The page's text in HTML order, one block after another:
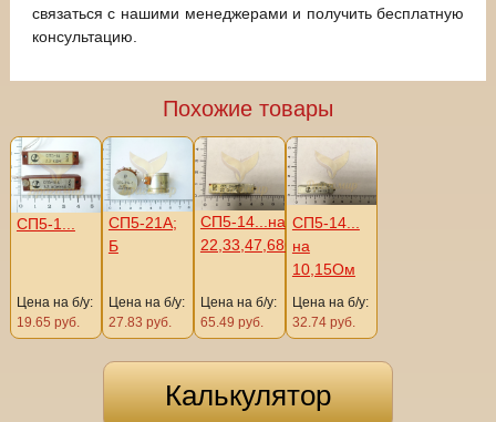
связаться с нашими менеджерами и получить бесплатную
консультацию.
Похожие товары
СП5-1...
Цена на б/у:
19.65 руб.
СП5-21А;
Б
Цена на б/у:
27.83 руб.
СП5-14...на
22,33,47,68Ом
Цена на б/у:
65.49 руб.
СП5-14...
на
10,15Ом
Цена на б/у:
32.74 руб.
Калькулятор